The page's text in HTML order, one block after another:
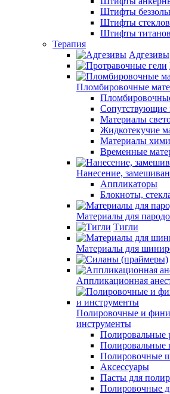
Штифты
Штифты
Штифты
Терапия
Адгезивы
Пломбировочные
Сопутствующие
Материалы
Жидкотекучие
Материалы
Временные
Нанесение,
Аппликаторы
Блокноты,
Материалы для
Тигли
Материалы для
Аппликационная
Полировочные и
инструменты
Полировальные
Полировальные
Полировочные
Аксессуары
Пасты для
Полировочные